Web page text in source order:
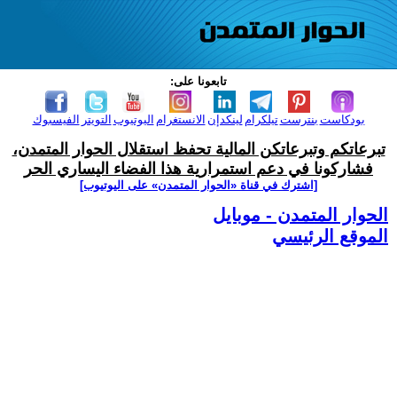
تابعونا على:
الفيسبوك التويتر اليوتيوب الانستغرام لينكدإن تيلكرامبنترست بودكاست
تبرعاتكم وتبرعاتكن المالية تحفظ استقلال الحوار المتمدن،
فشاركونا في دعم استمرارية هذا الفضاء اليساري الحر
[اشترك في قناة ‫«الحوار المتمدن» على اليوتيوب]
الحوار المتمدن - موبايل
الموقع الرئيسي